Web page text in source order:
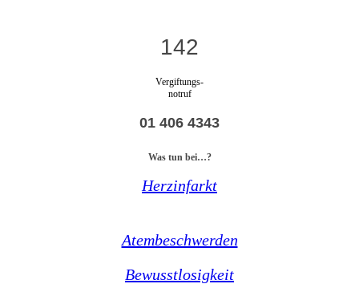
142
Vergiftungs-
notruf
01 406 4343
Was tun bei…?
Herzinfarkt
Atembeschwerden
Bewusstlosigkeit